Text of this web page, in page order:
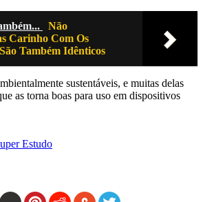
Não
Carinho Com Os
Também Idênticos
sustentáveis, e muitas delas
as torna boas para uso em dispositivos
Estudo